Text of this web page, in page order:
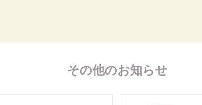
その他のお知らせ